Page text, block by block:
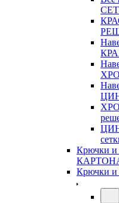
Крючки и
Крючки и